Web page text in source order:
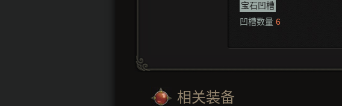
宝石凹槽
凹槽数量 6
相关装备